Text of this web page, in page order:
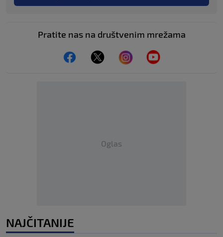
Pratite nas na društvenim mrežama
Oglas
NAJČITANIJE